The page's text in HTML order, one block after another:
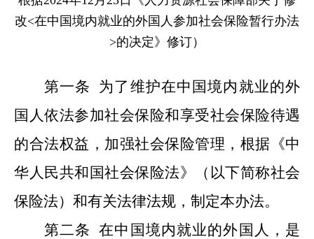
改<在中国境内就业的外国人参加社会保险暂行办法
>的决定》修订）
第一条 为了维护在中国境内就业的外
国人依法参加社会保险和享受社会保险待遇
的合法权益，加强社会保险管理，根据《中
华人民共和国社会保险法》（以下简称社会
保险法） 和有关法律法规 ，制定本办法。
第二条 在中国境内就业的外国人，是